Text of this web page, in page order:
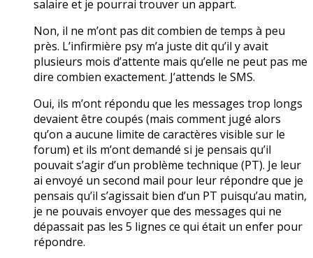
salaire et je pourrai trouver un appart.
Non, il ne m’ont pas dit combien de temps à peu
près. L’infirmière psy m’a juste dit qu’il y avait
plusieurs mois d’attente mais qu’elle ne peut pas me
dire combien exactement. J’attends le SMS.
Oui, ils m’ont répondu que les messages trop longs
devaient être coupés (mais comment jugé alors
qu’on a aucune limite de caractères visible sur le
forum) et ils m’ont demandé si je pensais qu’il
pouvait s’agir d’un problème technique (PT). Je leur
ai envoyé un second mail pour leur répondre que je
pensais qu’il s’agissait bien d’un PT puisqu’au matin,
je ne pouvais envoyer que des messages qui ne
dépassait pas les 5 lignes ce qui était un enfer pour
répondre.